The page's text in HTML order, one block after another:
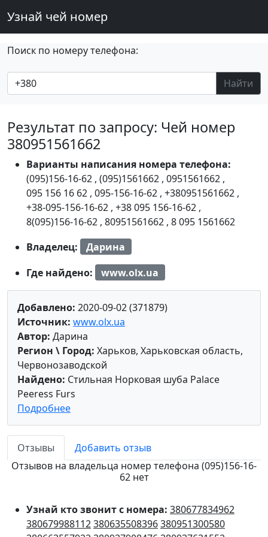
Узнай чей номер
Поиск по номеру телефона:
Найти
Результат по запросу: Чей номер
380951561662
Варианты написания номера телефона:
(095)156-16-62 , (095)1561662 , 0951561662 ,
095 156 16 62 , 095-156-16-62 , +380951561662 ,
+38-095-156-16-62 , +38 095 156-16-62 ,
8(095)156-16-62 , 80951561662 , 8 095 1561662
Владелец:
Дарина
Где найдено:
www.olx.ua
Добавлено: 2020-09-02 (371879)
Источник: www.olx.ua
Автор: Дарина
Регион \ Город: Харьков, Харьковская область,
Червонозаводской
Найдено: Стильная Норковая шуба Palace
Peeress Furs
Подробнее
Отзывы
Добавить отзыв
Отзывов на владельца номер телефона (095)156-16-
62 нет
Узнай кто звонит с номера: 380677834962
380679988112380635508396380951300580